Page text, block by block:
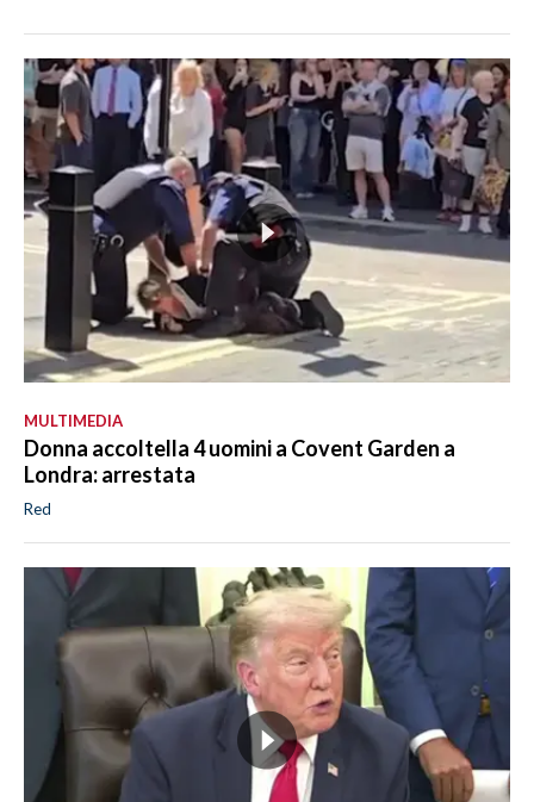
MULTIMEDIA
Donna accoltella 4 uomini a Covent Garden a
Londra: arrestata
Red